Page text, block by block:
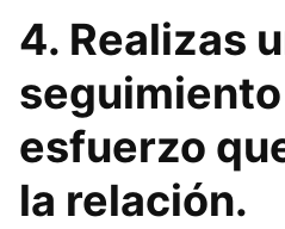
4. Realizas
esfuerzo
la relación.